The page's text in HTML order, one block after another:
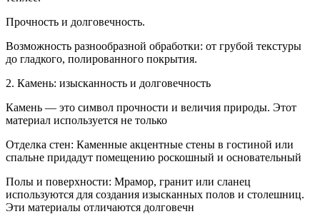
Прочность и долговечность.
Возможность разнообразной обработки: от грубой текстуры
до гладкого, полированного покрытия.
2. Камень: изысканность и долговечность
Камень — это символ прочности и величия природы. Этот
материал используется не только
Отделка стен: Каменные акцентные стены в гостиной или
спальне придадут помещению роскошный и основательный
Полы и поверхности: Мрамор, гранит или сланец
используются для создания изысканных полов и столешниц.
Эти материалы отличаются долговечн